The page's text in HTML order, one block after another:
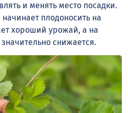
и менять место посадки.
плодоносить на
хороший урожай, а на
снижается.